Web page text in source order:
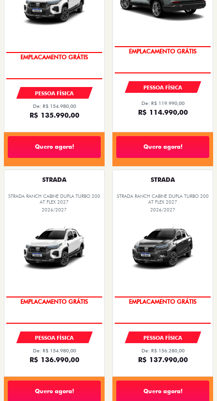
OPORTUNIDADE
PESSOA FÍSICA
De: R$ 154.980,00
R$ 135.990,00
Quero agora!
OPORTUNIDADE
PESSOA FÍSICA
De: R$ 119.990,00
R$ 114.990,00
Quero agora!
STRADA
STRADA RANCH CABINE DUPLA TURBO 200
AT FLEX 2027
2026/2027
OPORTUNIDADE
PESSOA FÍSICA
De: R$ 154.980,00
R$ 136.990,00
Quero agora!
STRADA
STRADA RANCH CABINE DUPLA TURBO 200
AT FLEX 2027
2026/2027
OPORTUNIDADE
PESSOA FÍSICA
De: R$ 156.280,00
R$ 137.990,00
Quero agora!